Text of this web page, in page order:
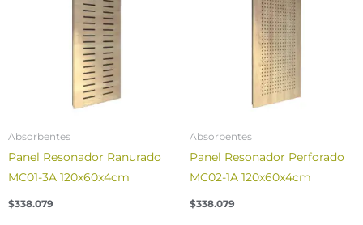
Absorbentes
Panel Resonador Ranurado
MC01-3A 120x60x4cm
$338.079
Absorbentes
Panel Resonador Perforado
MC02-1A 120x60x4cm
$338.079